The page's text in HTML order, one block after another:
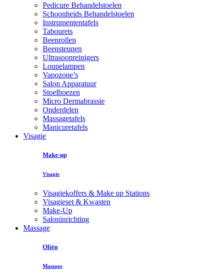
Pedicure Behandelstoelen
Schoonheids Behandelstoelen
Instrumententafels
Tabourets
Beenrollen
Beensteunen
Ultrasoonreinigers
Loupelampen
Vapozone’s
Salon Apparatuur
Stoelhoezen
Micro Dermabrassie
Onderdelen
Massagetafels
Manicuretafels
Visagie
Make-up
Visagie
Visagiekoffers & Make up Stations
Visagieset & Kwasten
Make-Up
Saloninrichting
Massage
Oliën
Massage